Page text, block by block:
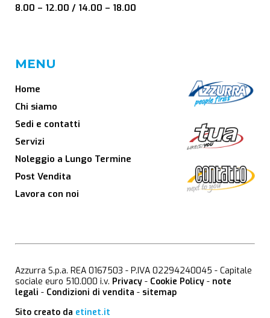
8.00 – 12.00 / 14.00 – 18.00
MENU
Home
Chi siamo
Sedi e contatti
Servizi
Noleggio a Lungo Termine
Post Vendita
Lavora con noi
Azzurra S.p.a. REA 0167503 - P.IVA 02294240045 - Capitale
sociale euro 510.000 i.v. Privacy - Cookie Policy - note
legali - Condizioni di vendita - sitemap
Sito creato da etinet.it